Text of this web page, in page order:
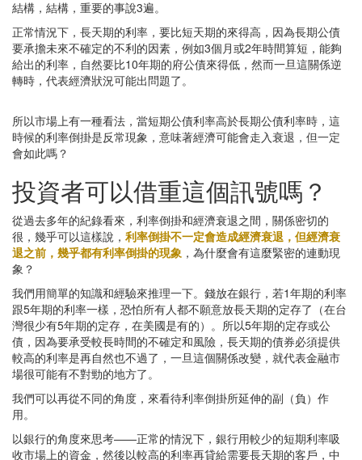
結構，結構，重要的事說3遍。
正常情況下，長天期的利率，要比短天期的來得高，因為長期公債
要承擔未來不確定的不利的因素，例如3個月或2年時間算短，能夠
給出的利率，自然要比10年期的府公債來得低，然而一旦這關係逆
轉時，代表經濟狀況可能出問題了。
所以市場上有一種看法，當短期公債利率高於長期公債利率時，這
時候的利率倒掛是反常現象，意味著經濟可能會走入衰退，但一定
會如此嗎？
投資者可以借重這個訊號嗎？
從過去多年的紀錄看來，利率倒掛和經濟衰退之間，關係密切的
很，幾乎可以這樣說， 利率倒掛不一定會造成經濟衰退，但經濟衰
退之前，幾乎都有利率倒掛的現象 ，為什麼會有這麼緊密的連動現
象？
我們用簡單的知識和經驗來推理一下。錢放在銀行，若1年期的利率
跟5年期的利率一樣，恐怕所有人都不願意放長天期的定存了（在台
灣很少有5年期的定存，在美國是有的）。所以5年期的定存或公
債，因為要承受較長時間的不確定和風險，長天期的債券必須提供
較高的利率是再自然也不過了，一旦這個關係改變，就代表金融市
場很可能有不對勁的地方了。
我們可以再從不同的角度，來看待利率倒掛所延伸的副（負）作
用。
以銀行的角度來思考——正常的情況下，銀行用較少的短期利率吸
收市場上的資金，然後以較高的利率再貸給需要長天期的客戶，中